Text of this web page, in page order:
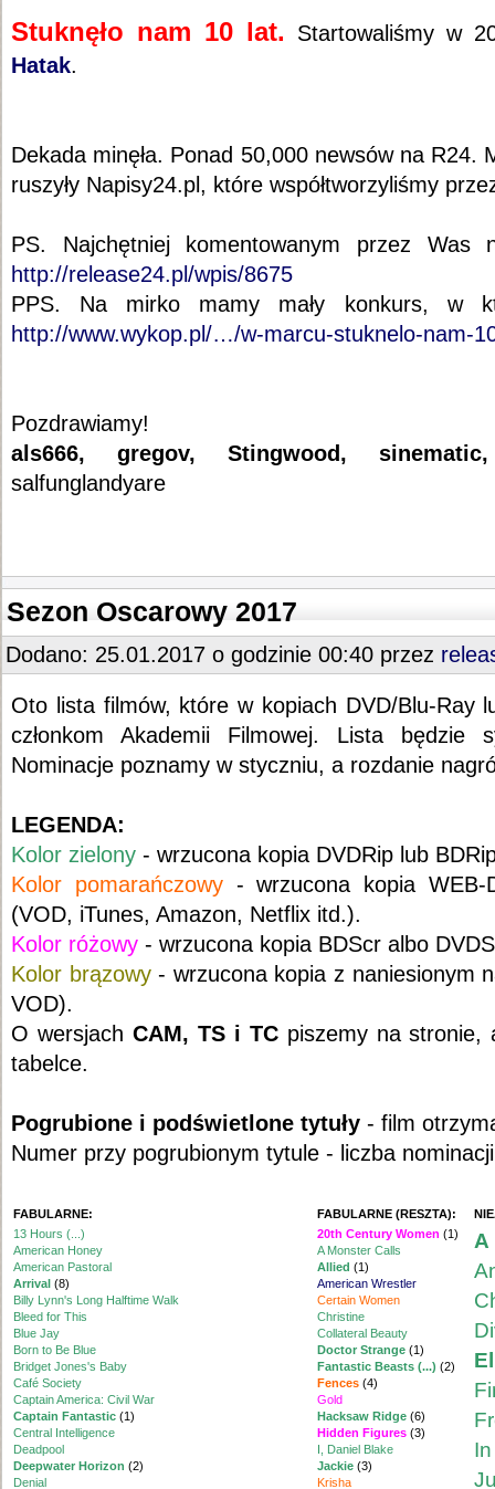
Stuknęło nam 10 lat. Startowaliśmy w
Hatak.
Dekada minęła. Ponad 50,000 newsów na R24.
ruszyły Napisy24.pl, które współtworzyliśmy
PS. Najchętniej komentowanym przez Was
http://release24.pl/wpis/8675
PPS. Na mirko mamy mały konkurs, w
http://www.wykop.pl/…/w-marcu-stuknelo-nam-
Pozdrawiamy!
als666, gregov, Stingwood, sinematic,
salfunglandyare
Sezon Oscarowy 2017
Dodano: 25.01.2017 o godzinie 00:40 przez
Oto lista filmów, które w kopiach DVD/Blu-Ray
członkom Akademii Filmowej. Lista będzie
Nominacje poznamy w styczniu, a rozdanie
LEGENDA:
Kolor zielony - wrzucona kopia DVDRip lub
Kolor pomarańczowy- wrzucona kopia WEB-
(VOD, iTunes, Amazon, Netflix itd.).
Kolor różowy - wrzucona kopia BDScr albo
Kolor brązowy- wrzucona kopia z naniesionym
VOD).
O wersjach CAM, TS i TCpiszemy na stronie,
tabelce.
Pogrubione i podświetlone tytuły - film
Numer przy pogrubionym tytule - liczba
FABULARNE: FABULARNE (RESZTA):
13 Hours (...)
American Honey
American Pastoral
Arrival (8)
Billy Lynn's Long Halftime Walk
Bleed for This
Blue Jay
Born to Be Blue
Bridget Jones's Baby
Café Society
Captain America: Civil War
Captain Fantastic (1)
Central Intelligence
Deadpool
Deepwater Horizon (2)
Denial
20th Century Women (1)
A Monster Calls
Allied (1)
American Wrestler
Certain Women
Christine
Collateral Beauty
Doctor Strange (1)
Fantastic Beasts (...) (2)
Fences (4)
Gold
Hacksaw Ridge (6)
Hidden Figures (3)
I, Daniel Blake
Jackie (3)
Krisha
A